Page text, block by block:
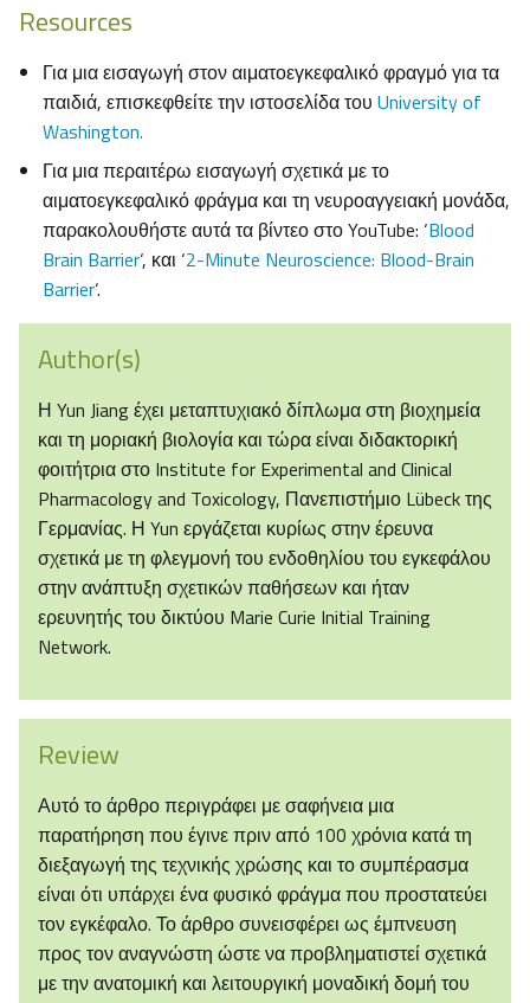
Resources
Για μια εισαγωγή στον αιματοεγκεφαλικό φραγμό για τα
παιδιά, επισκεφθείτε την ιστοσελίδα του University of
Washington.
Για μια περαιτέρω εισαγωγή σχετικά με το
αιματοεγκεφαλικό φράγμα και τη νευροαγγειακή μονάδα,
παρακολουθήστε αυτά τα βίντεο στο YouTube: ‘Blood
Brain Barrier‘, και ‘2-Minute Neuroscience: Blood-Brain
Barrier‘.
Author(s)
Η Yun Jiang έχει μεταπτυχιακό δίπλωμα στη βιοχημεία
και τη μοριακή βιολογία και τώρα είναι διδακτορική
φοιτήτρια στο Institute for Experimental and Clinical
Pharmacology and Toxicology, Πανεπιστήμιο Lübeck της
Γερμανίας. Η Yun εργάζεται κυρίως στην έρευνα
σχετικά με τη φλεγμονή του ενδοθηλίου του εγκεφάλου
στην ανάπτυξη σχετικών παθήσεων και ήταν
ερευνητής του δικτύου Marie Curie Initial Training
Network.
Review
Αυτό το άρθρο περιγράφει με σαφήνεια μια
παρατήρηση που έγινε πριν από 100 χρόνια κατά τη
διεξαγωγή της τεχνικής χρώσης και το συμπέρασμα
είναι ότι υπάρχει ένα φυσικό φράγμα που προστατεύει
τον εγκέφαλο. Το άρθρο συνεισφέρει ως έμπνευση
προς τον αναγνώστη ώστε να προβληματιστεί σχετικά
με την ανατομική και λειτουργική μοναδική δομή του